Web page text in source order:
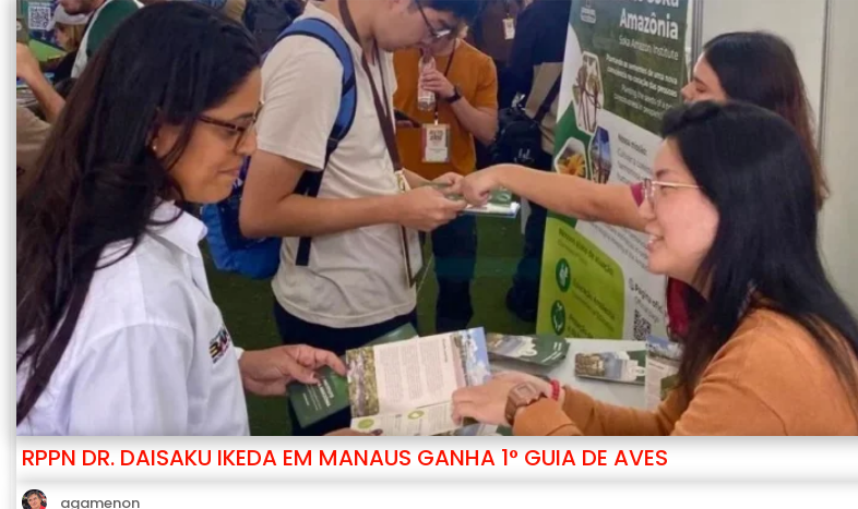
RPPN DR. DAISAKU IKEDA EM MANAUS GANHA 1° GUIA DE AVES
agamenon